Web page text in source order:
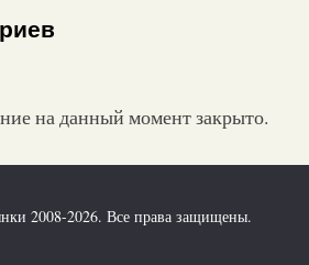
на данный момент закрыто.
2008-2026. Все права защищены.